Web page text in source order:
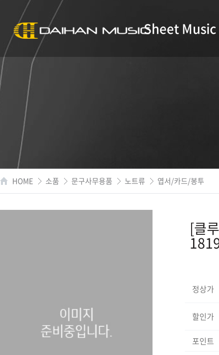
Sheet Music
HOME 소품 문구사무용품 노트류 엽서/카드/봉투
[클
정상가
할인가
포인트